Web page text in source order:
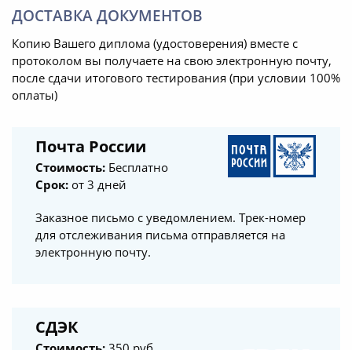
ДОСТАВКА ДОКУМЕНТОВ
Копию Вашего диплома (удостоверения) вместе с
протоколом вы получаете на свою электронную почту,
после сдачи итогового тестирования (при условии 100%
оплаты)
Почта России
Стоимость: Бесплатно
Срок: от 3 дней
Заказное письмо с уведомлением. Трек-номер
для отслеживания письма отправляется на
электронную почту.
СДЭК